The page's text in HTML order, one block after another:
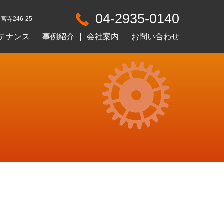
寺246-25 04-2935-0140
ナンス 事例紹介 会社案内 お問い合わせ